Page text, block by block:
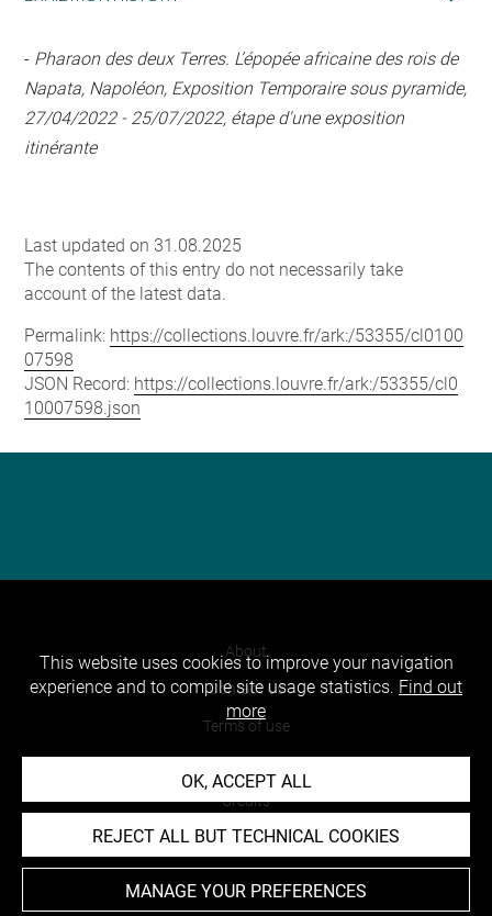
- Pharaon des deux Terres. L’épopée africaine des rois de
Napata, Napoléon, Exposition Temporaire sous pyramide,
27/04/2022 - 25/07/2022, étape d'une exposition
itinérante
Last updated on 31.08.2025
The contents of this entry do not necessarily take
account of the latest data.
Permalink: https://collections.louvre.fr/ark:/53355/cl0100
07598
JSON Record: https://collections.louvre.fr/ark:/53355/cl0
10007598.json
About
Contact Us
Terms of use
Cookies
Credits
Accessibility : non compliant
This website uses cookies to improve your navigation
experience and to compile site usage statistics. Find out
more
OK, ACCEPT ALL
REJECT ALL BUT TECHNICAL COOKIES
MANAGE YOUR PREFERENCES